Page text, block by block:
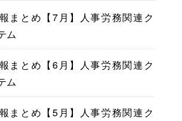
まとめ【7月】人事労務関連ク
ム
まとめ【6月】人事労務関連ク
ム
まとめ【5月】人事労務関連ク